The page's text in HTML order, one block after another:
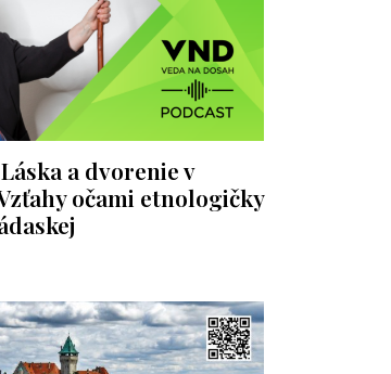
a dvorenie v
očami etnologičky